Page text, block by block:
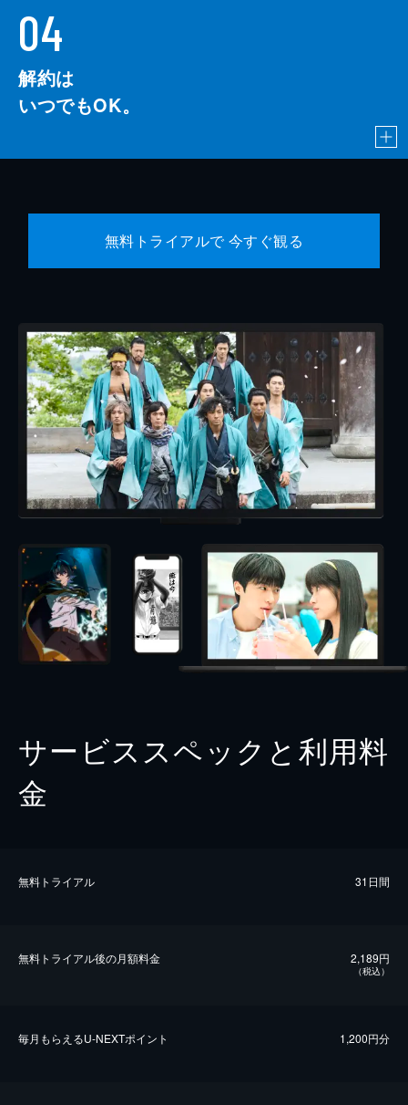
04
解約は
いつでもOK。
無料トライアルで 今すぐ観る
サービススペックと利用料
金
無料トライアル 31日間
無料トライアル後の⽉額料金 2,189円
（税込）
毎⽉もらえるU-NEXTポイント 1,200円分